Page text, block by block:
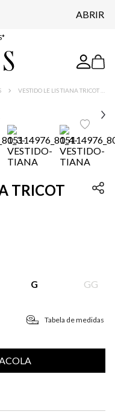
ABRIR
TRICOT
G GG
Tabela de medidas